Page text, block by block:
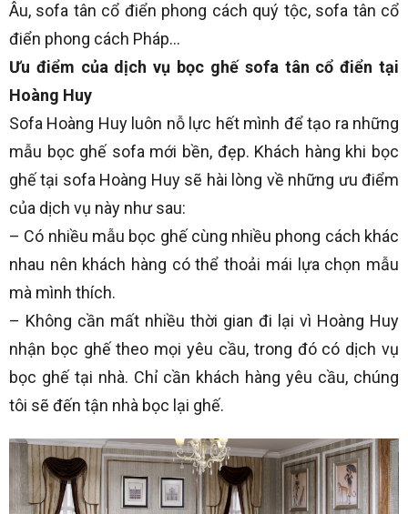
Âu, sofa tân cổ điển phong cách quý tộc, sofa tân cổ
điển phong cách Pháp…
Ưu điểm của dịch vụ bọc ghế sofa tân cổ điển tại
Hoàng Huy
Sofa Hoàng Huy luôn nỗ lực hết mình để tạo ra những
mẫu bọc ghế sofa mới bền, đẹp. Khách hàng khi bọc
ghế tại sofa Hoàng Huy sẽ hài lòng về những ưu điểm
của dịch vụ này như sau:
– Có nhiều mẫu bọc ghế cùng nhiều phong cách khác
nhau nên khách hàng có thể thoải mái lựa chọn mẫu
mà mình thích.
– Không cần mất nhiều thời gian đi lại vì Hoàng Huy
nhận bọc ghế theo mọi yêu cầu, trong đó có dịch vụ
bọc ghế tại nhà. Chỉ cần khách hàng yêu cầu, chúng
tôi sẽ đến tận nhà bọc lại ghế.